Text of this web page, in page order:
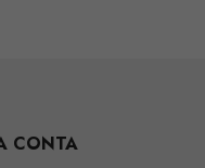
CONTA